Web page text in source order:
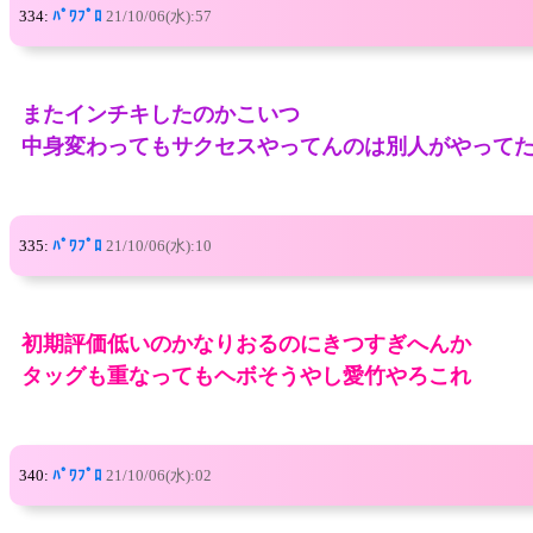
334: ﾊﾟﾜﾌﾟﾛ 21/10/06(水):57
またインチキしたのかこいつ
中身変わってもサクセスやってんのは別人がやって
335: ﾊﾟﾜﾌﾟﾛ 21/10/06(水):10
初期評価低いのかなりおるのにきつすぎへんか
タッグも重なってもヘボそうやし愛竹やろこれ
340: ﾊﾟﾜﾌﾟﾛ 21/10/06(水):02